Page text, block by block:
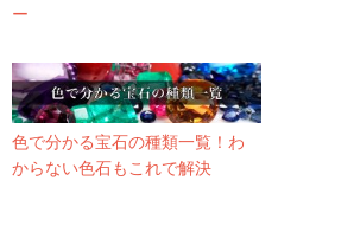
ー
色で分かる宝石の種類一覧！わ
からない色石もこれで解決